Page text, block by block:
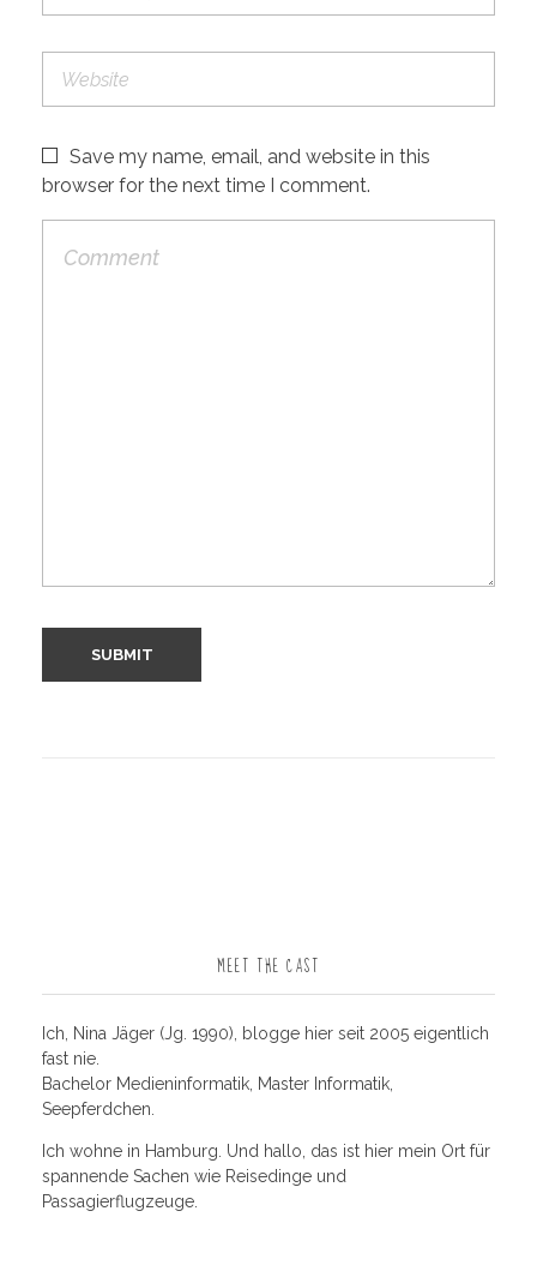
Save my name, email, and website in this
browser for the next time I comment.
MEET THE CAST
Ich, Nina Jäger (Jg. 1990), blogge hier seit 2005 eigentlich
fast nie.
Bachelor Medieninformatik, Master Informatik,
Seepferdchen.
Ich wohne in Hamburg. Und hallo, das ist hier mein Ort für
spannende Sachen wie Reisedinge und
Passagierflugzeuge.